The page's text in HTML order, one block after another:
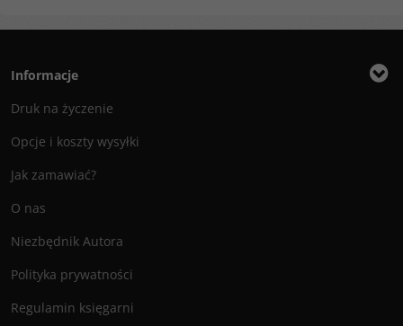
Informacje
Druk na życzenie
Opcje i koszty wysyłki
Jak zamawiać?
O nas
Niezbędnik Autora
Polityka prywatności
Regulamin księgarni